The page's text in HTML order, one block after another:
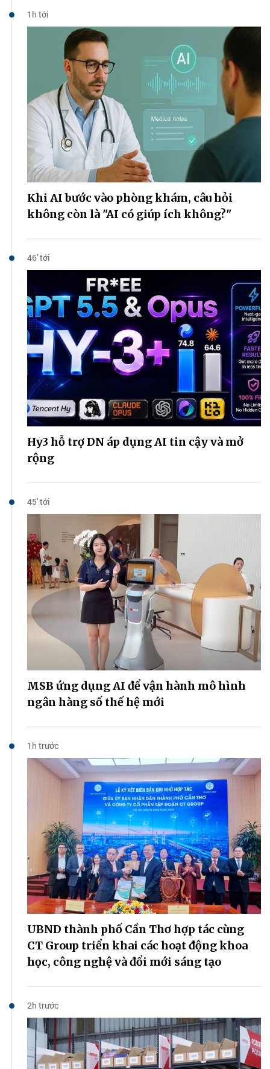
1h tới
Khi AI bước vào phòng khám, câu hỏi
không còn là "AI có giúp ích không?"
46' tới
Hy3 hỗ trợ DN áp dụng AI tin cậy và mở
rộng
45' tới
MSB ứng dụng AI để vận hành mô hình
ngân hàng số thế hệ mới
1h trước
UBND thành phố Cần Thơ hợp tác cùng
CT Group triển khai các hoạt động khoa
học, công nghệ và đổi mới sáng tạo
2h trước